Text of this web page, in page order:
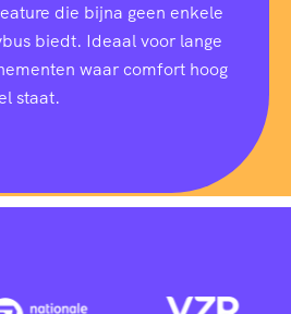
die bijna geen enkele
biedt. Ideaal voor lange
waar comfort hoog
staat.